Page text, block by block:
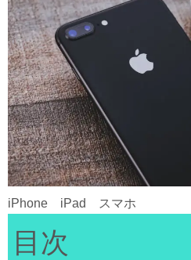
iPhone iPad スマホ
目次